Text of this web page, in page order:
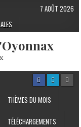
7 AOÛT 2026
THÈMES DU MOIS
TÉLÉCHARGEMENTS